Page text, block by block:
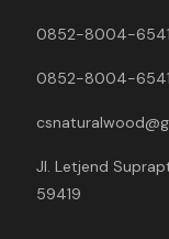
0852-8004-6541
0852-8004-6541
Jl. Letjend
59419